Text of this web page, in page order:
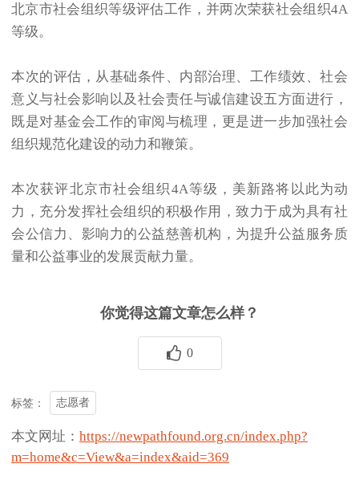
北京市社会组织等级评估工作，并两次荣获社会组织4A
等级。
本次的评估，从基础条件、内部治理、工作绩效、社会
意义与社会影响以及社会责任与诚信建设五方面进行，
既是对基金会工作的审阅与梳理，更是进一步加强社会
组织规范化建设的动力和鞭策。
本次获评北京市社会组织4A等级，美新路将以此为动
力，充分发挥社会组织的积极作用，致力于成为具有社
会公信力、影响力的公益慈善机构，为提升公益服务质
量和公益事业的发展贡献力量。
你觉得这篇文章怎么样？
0
标签： 志愿者
本文网址： https://newpathfound.org.cn/index.php?
m=home&c=View&a=index&aid=369